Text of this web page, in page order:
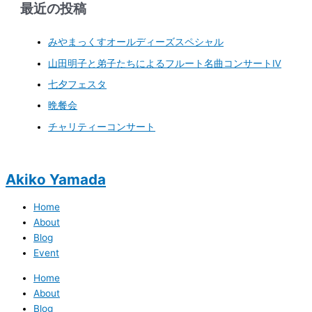
最近の投稿
みやまっくすオールディーズスペシャル
山田明子と弟子たちによるフルート名曲コンサートⅣ
七夕フェスタ
晩餐会
チャリティーコンサート
Akiko Yamada
Home
About
Blog
Event
Home
About
Blog